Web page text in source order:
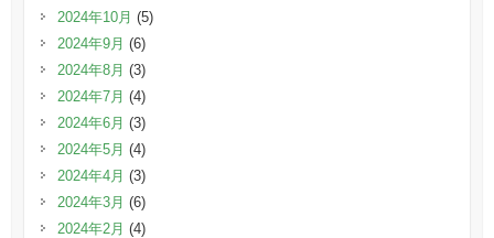
2024年10月 (5)
2024年9月 (6)
2024年8月 (3)
2024年7月 (4)
2024年6月 (3)
2024年5月 (4)
2024年4月 (3)
2024年3月 (6)
2024年2月 (4)